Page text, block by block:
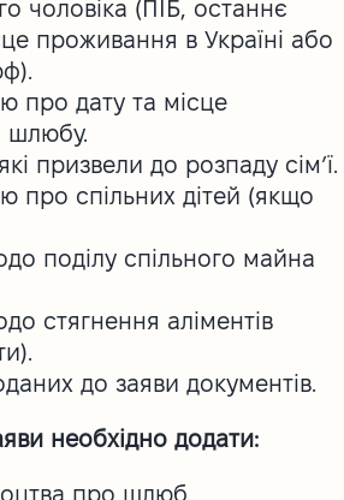
чоловіка (ПІБ, останнє
проживання в Україні або
про дату та місце
шлюбу.
призвели до розпаду сім’ї.
про спільних дітей (якщо
поділу спільного майна
стягнення аліментів
до заяви документів.
необхідно додати:
про шлюб.